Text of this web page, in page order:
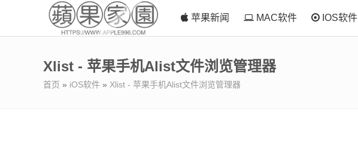
苹果新闻 MAC软件 IOS软件
Xlist - 苹果手机Alist文件浏览管理器
首页 » iOS软件 » Xlist - 苹果手机Alist文件浏览管理器